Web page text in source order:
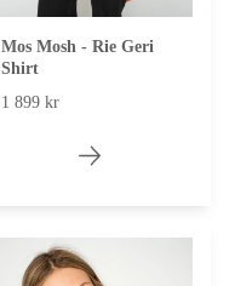
Mos Mosh - Rie Geri
Shirt
1 899 kr